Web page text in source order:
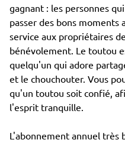
gagnant : les personnes
passer des bons
service aux propriétaires
bénévolement. Le toutou
quelqu'un qui adore
et le chouchouter. Vous
qu'un toutou soit confié,
l'esprit tranquille.
L'abonnement annuel très